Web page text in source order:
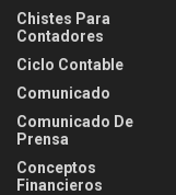
Chistes Para
Contadores
Ciclo Contable
Comunicado
Comunicado De
Prensa
Conceptos
Financieros